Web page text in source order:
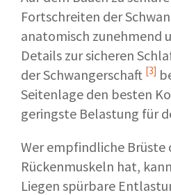
Fortschreiten der
anatomisch zunehmend
Details zur sicheren
der Schwangerschaft [3]
Seitenlage den besten
geringste Belastung für
Wer empfindliche Brüste
Rückenmuskeln hat,
Liegen spürbare